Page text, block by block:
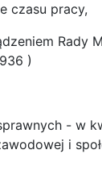
czasu pracy,
Rady
)
- w
i